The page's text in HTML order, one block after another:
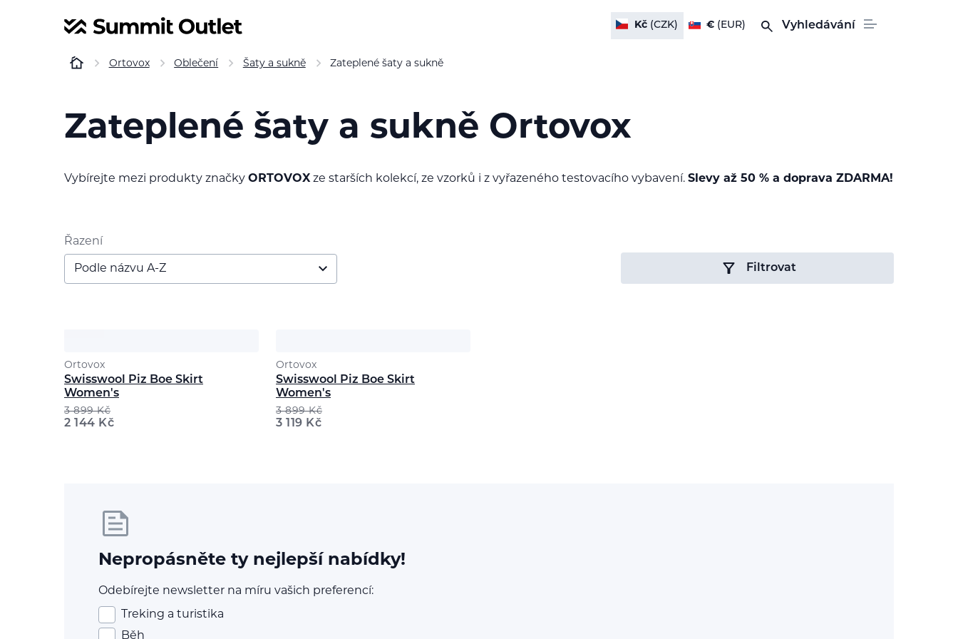
Kč(CZK) € (EUR) Vyhledávání
Ortovox Oblečení Šaty a sukně Zateplené šaty a sukně
Zateplené šaty a sukně Ortovox
Vybírejte mezi produkty značky ORTOVOXze starších kolekcí, ze vzorků i z vyřazeného testovacího vybavení. Slevy až 50 % a doprava ZDARMA!
Řazení
Podle názvu A-Z Filtrovat
Ortovox
Swisswool Piz Boe Skirt
Women's
3 899Kč
2 144 Kč
Ortovox
Swisswool Piz Boe Skirt
Women's
3 899Kč
3 119 Kč
Nepropásněte ty nejlepší nabídky!
Odebírejte newsletter na míru vašich preferencí:
Treking a turistika
Běh